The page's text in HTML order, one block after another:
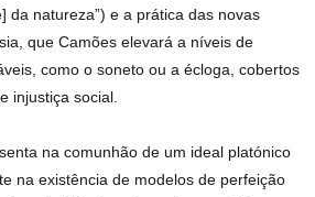
da natureza”) e a prática das novas
que Camões elevará a níveis de
como o soneto ou a écloga, cobertos
injustiça social.
na comunhão de um ideal platónico
na existência de modelos de perfeição